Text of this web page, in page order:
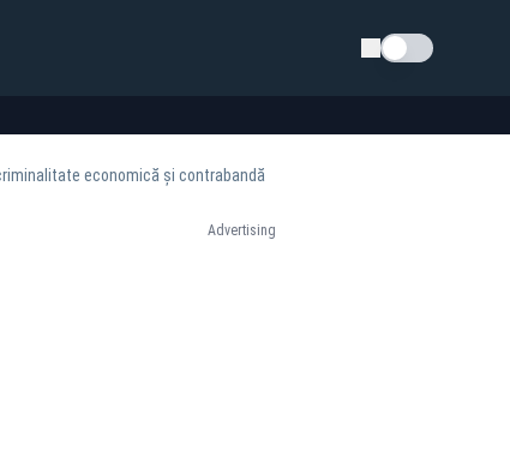
Schimba tema
economică și contrabandă
Advertising